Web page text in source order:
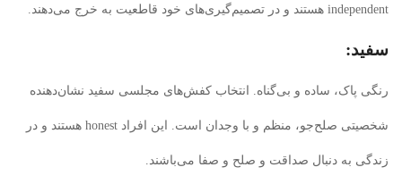
independent هستند و در تصمیم‌گیری‌های خود قاطعیت به خرج می‌دهند.
سفید:
رنگی پاک، ساده و بی‌گناه. انتخاب کفش‌های مجلسی سفید نشان‌دهنده
شخصیتی صلح‌جو، منظم و با وجدان است. این افراد honest هستند و در
زندگی به دنبال صداقت و صلح و صفا می‌باشند.